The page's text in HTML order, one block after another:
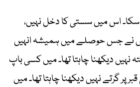
اس میں سستی کا دخل نہیں،
نے جس حوصلے میں ہمیشہ انہیں
نہیں دیکھنا چاہتا تھا۔ میں کسی باپ
پر گرتے نہیں دیکھنا چاہتا تھا۔ میں